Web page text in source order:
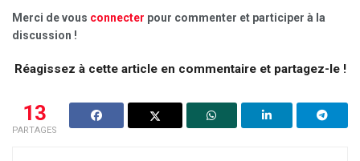
Merci de vous connecter pour commenter et participer à la
discussion !
Réagissez à cette article en commentaire et partagez-le !
13
PARTAGES